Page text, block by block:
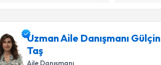
Uzman Aile Danışmanı Gülçin
Taş
Aile Danışmanı